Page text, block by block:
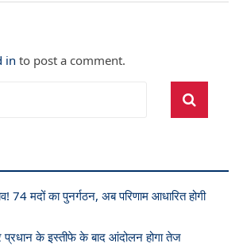
in to post a comment.
74 मदों का पुनर्गठन, अब परिणाम आधारित होगी
प्रधान के इस्तीफे के बाद आंदोलन होगा तेज